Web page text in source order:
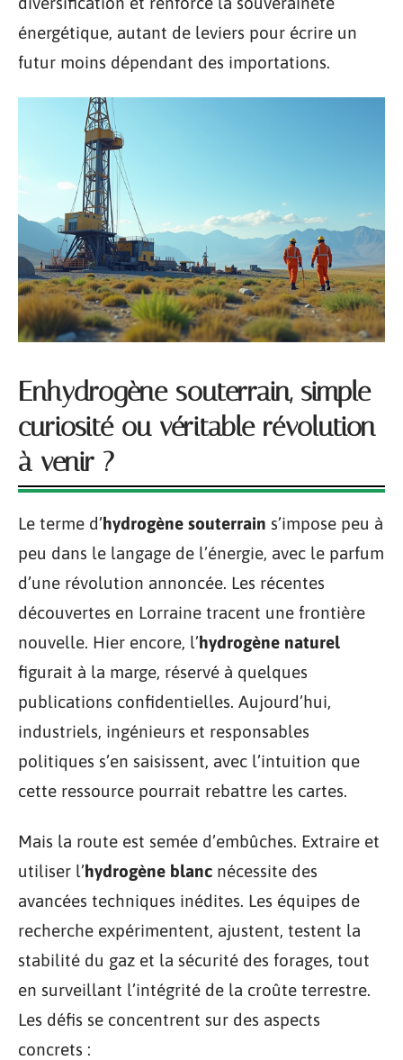
énergétique, autant de leviers pour écrire un
futur moins dépendant des importations.
Enhydrogène souterrain, simple
curiosité ou véritable révolution
à venir ?
Le terme d’hydrogène souterrain s’impose peu à
peu dans le langage de l’énergie, avec le parfum
d’une révolution annoncée. Les récentes
découvertes en Lorraine tracent une frontière
nouvelle. Hier encore, l’hydrogène naturel
figurait à la marge, réservé à quelques
publications confidentielles. Aujourd’hui,
industriels, ingénieurs et responsables
politiques s’en saisissent, avec l’intuition que
cette ressource pourrait rebattre les cartes.
Mais la route est semée d’embûches. Extraire et
utiliser l’hydrogène blanc nécessite des
avancées techniques inédites. Les équipes de
recherche expérimentent, ajustent, testent la
stabilité du gaz et la sécurité des forages, tout
en surveillant l’intégrité de la croûte terrestre.
Les défis se concentrent sur des aspects
concrets :